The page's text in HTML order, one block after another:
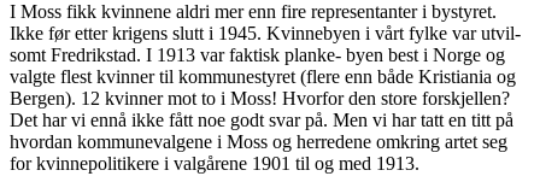
I Moss fikk kvinnene aldri mer enn fire representanter i bystyret.
Ikke før etter krigens slutt i 1945. Kvinnebyen i vårt fylke var utvil-
somt Fredrikstad. I 1913 var faktisk planke- byen best i Norge og
valgte flest kvinner til kommunestyret (flere enn både Kristiania og
Bergen). 12 kvinner mot to i Moss! Hvorfor den store forskjellen?
Det har vi ennå ikke fått noe godt svar på. Men vi har tatt en titt på
hvordan kommunevalgene i Moss og herredene omkring artet seg
for kvinnepolitikere i valgårene 1901 til og med 1913.